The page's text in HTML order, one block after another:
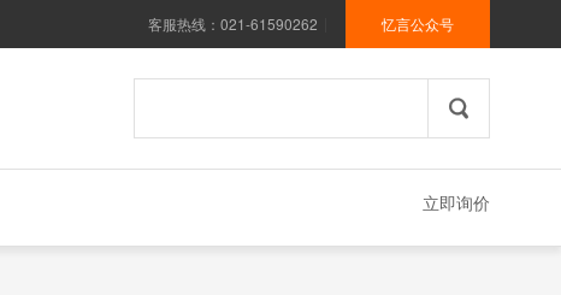
忆言公众号
客服热线：021-61590262
立即询价